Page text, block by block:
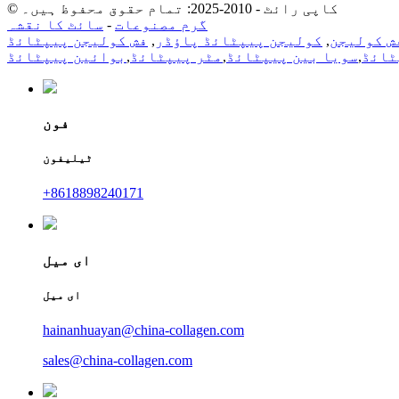
© کاپی رائٹ - 2010-2025: تمام حقوق محفوظ ہیں۔
گرم مصنوعات - سائٹ کا نقشہ
کولیجن, کولیجن پیپٹائڈ پاؤڈر , فش کولیجن پیپٹائڈ
,سویا بین پیپٹائڈ , مٹر پیپٹائڈ , بوائین پیپٹائڈ
فون
ٹیلیفون
+8618898240171
ای میل
ای میل
hainanhuayan@china-collagen.com
sales@china-collagen.com